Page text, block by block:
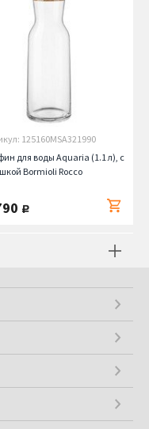
125160MSA321990
для воды Aquaria (1.1 л), с
Bormioli Rocco
руб.